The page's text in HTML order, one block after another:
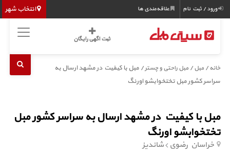
انتخاب شهر ورود / ثبت نام علاقه‌مندی ها
ثبت اگهی رایگان
خانه /مبل/مبل راحتی و چستر/ مبل با کیفیت در مشهد ارسال به
سراسر کشور مبل تختخوابشو اورنگ
مبل با کیفیت در مشهد ارسال به سراسر کشور مبل
تختخوابشو اورنگ
خراسان رضوی شاندیز